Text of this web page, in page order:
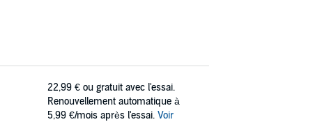
22,99 € ou gratuit avec l'essai.
Renouvellement automatique à
5,99 €/mois après l'essai. Voir